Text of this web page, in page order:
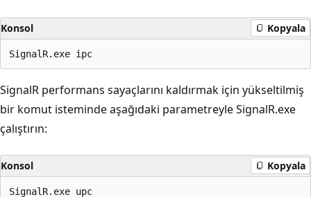
Konsol Kopyala
SignalR performans sayaçlarını kaldırmak için yükseltilmiş
bir komut isteminde aşağıdaki parametreyle SignalR.exe
çalıştırın:
Konsol Kopyala